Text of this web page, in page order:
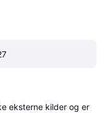
eksterne kilder og er